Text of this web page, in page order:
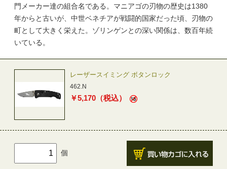
門メーカー達の組合名である。マニアゴの刃物の歴史は1380
年からと古いが、中世ベネチアが戦闘的国家だった頃、刃物の
町として大きく栄えた。ゾリンゲンとの深い関係は、数百年続
いている。
レーザースイミング ボタンロック
462.N
￥5,170 （税込）
個